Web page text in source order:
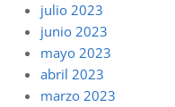
julio 2023
junio 2023
mayo 2023
abril 2023
marzo 2023